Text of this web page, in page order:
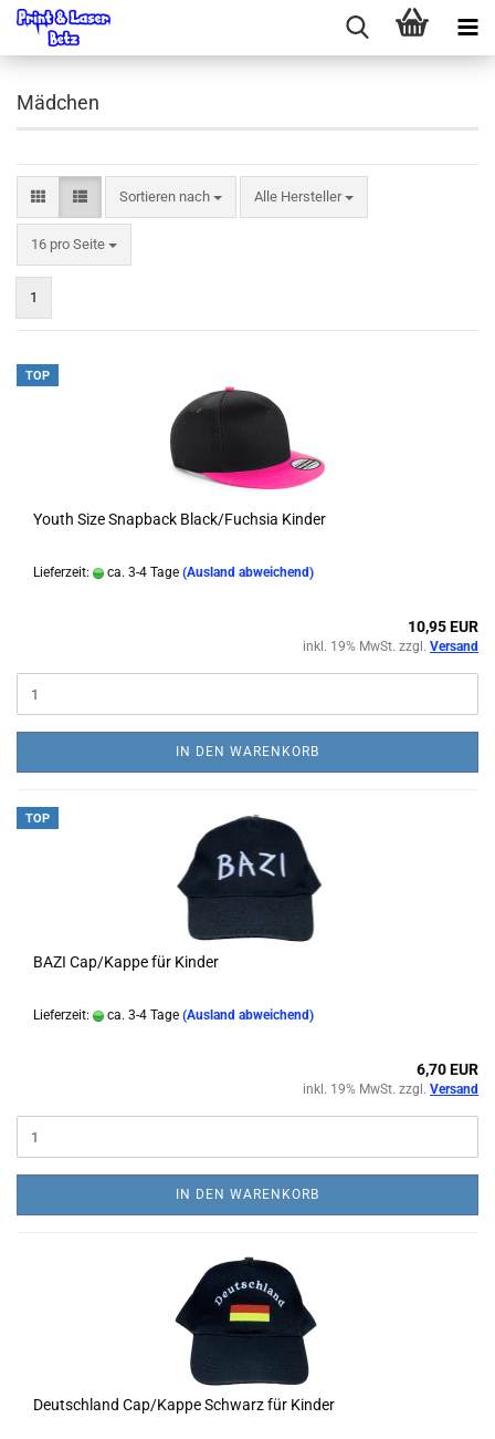
Mädchen
Sortieren nach
Sortieren nach Alle Hersteller
16 pro Seite
pro Seite
1
TOP
Youth Size Snapback Black/Fuchsia Kinder
Lieferzeit: ca. 3-4 Tage (Ausland abweichend)
10,95 EUR
inkl. 19% MwSt. zzgl. Versand
IN DEN WARENKORB
TOP
BAZI Cap/Kappe für Kinder
Lieferzeit: ca. 3-4 Tage (Ausland abweichend)
6,70 EUR
inkl. 19% MwSt. zzgl. Versand
IN DEN WARENKORB
Deutschland Cap/Kappe Schwarz für Kinder